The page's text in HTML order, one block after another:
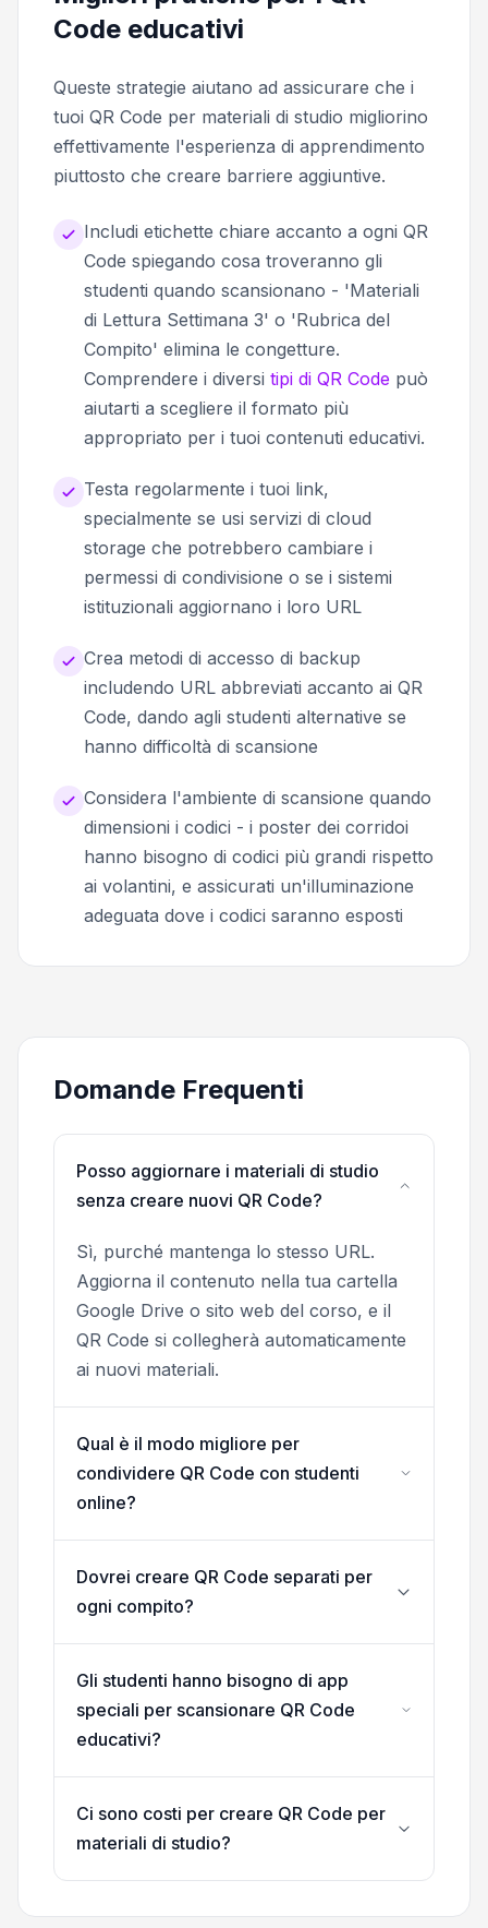
Code educativi
Queste strategie aiutano ad assicurare che i
tuoi QR Code per materiali di studio migliorino
effettivamente l'esperienza di apprendimento
piuttosto che creare barriere aggiuntive.
Includi etichette chiare accanto a ogni QR
Code spiegando cosa troveranno gli
studenti quando scansionano - 'Materiali
di Lettura Settimana 3' o 'Rubrica del
Compito' elimina le congetture.
Comprendere i diversi tipi di QR Code può
aiutarti a scegliere il formato più
appropriato per i tuoi contenuti educativi.
Testa regolarmente i tuoi link,
specialmente se usi servizi di cloud
storage che potrebbero cambiare i
permessi di condivisione o se i sistemi
istituzionali aggiornano i loro URL
Crea metodi di accesso di backup
includendo URL abbreviati accanto ai QR
Code, dando agli studenti alternative se
hanno difficoltà di scansione
Considera l'ambiente di scansione quando
dimensioni i codici - i poster dei corridoi
hanno bisogno di codici più grandi rispetto
ai volantini, e assicurati un'illuminazione
adeguata dove i codici saranno esposti
Domande Frequenti
Posso aggiornare i materiali di studio
senza creare nuovi QR Code?
Sì, purché mantenga lo stesso URL.
Aggiorna il contenuto nella tua cartella
Google Drive o sito web del corso, e il
QR Code si collegherà automaticamente
ai nuovi materiali.
Qual è il modo migliore per
condividere QR Code con studenti
online?
Dovrei creare QR Code separati per
ogni compito?
Gli studenti hanno bisogno di app
speciali per scansionare QR Code
educativi?
Ci sono costi per creare QR Code per
materiali di studio?